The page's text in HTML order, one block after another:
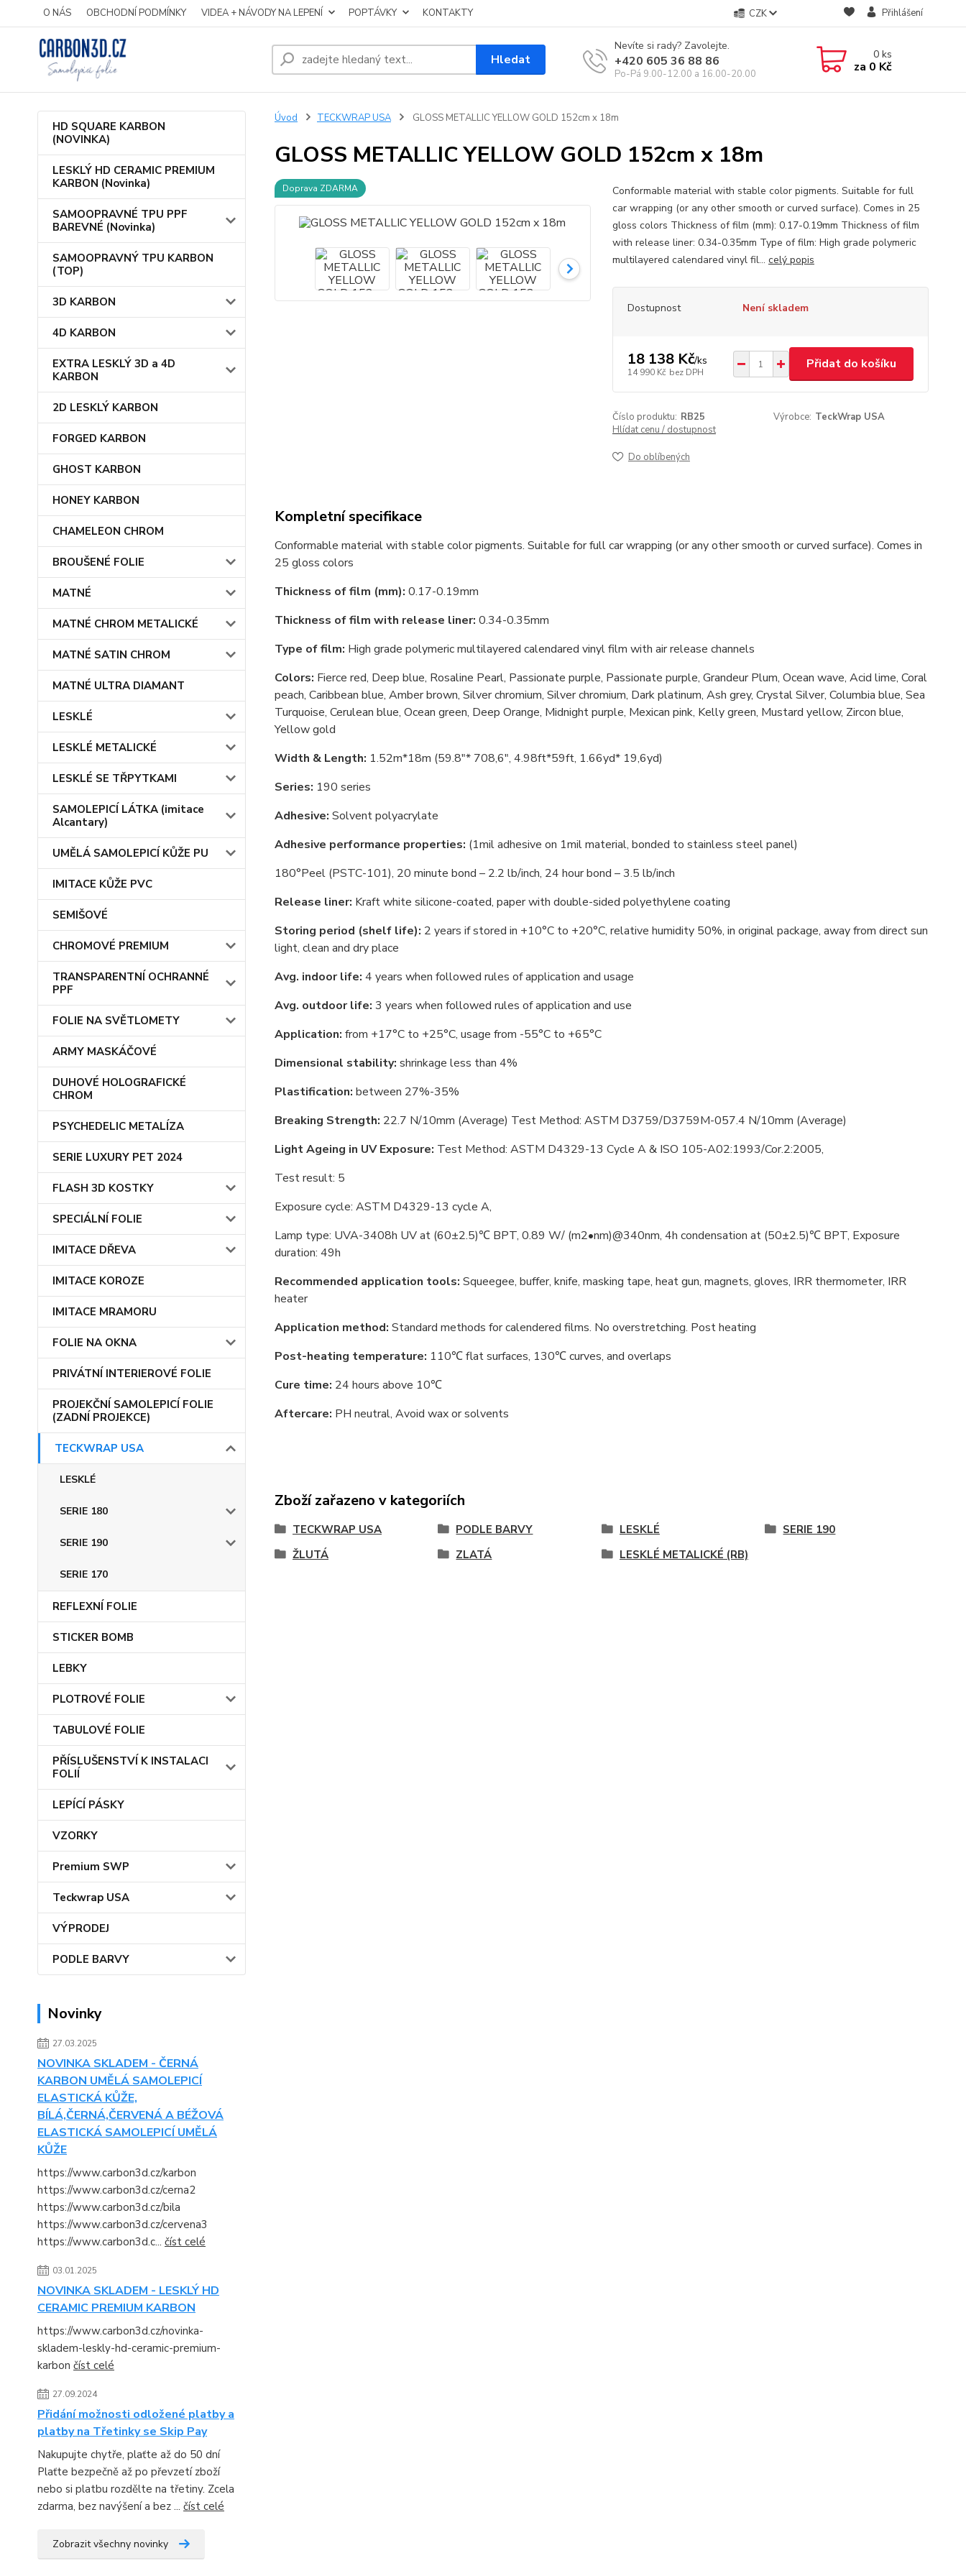
O NÁS OBCHODNÍ PODMÍNKY VIDEA + NÁVODY NA LEPENÍ POPTÁVKY KONTAKTY CZK Přihlášení
Hledat
Nevíte si rady? Zavolejte.
+420 605 36 88 86
Po-Pá 9.00-12.00 a 16.00-20.00
0ks
za 0 Kč
HD SQUARE KARBON
(NOVINKA)
LESKLÝ HD CERAMIC PREMIUM
KARBON (Novinka)
SAMOOPRAVNÉ TPU PPF
BAREVNÉ (Novinka)
SAMOOPRAVNÝ TPU KARBON
(TOP)
3D KARBON
4D KARBON
EXTRA LESKLÝ 3D a 4D
KARBON
2D LESKLÝ KARBON
FORGED KARBON
GHOST KARBON
HONEY KARBON
CHAMELEON CHROM
BROUŠENÉ FOLIE
MATNÉ
MATNÉ CHROM METALICKÉ
MATNÉ SATIN CHROM
MATNÉ ULTRA DIAMANT
LESKLÉ
LESKLÉ METALICKÉ
LESKLÉ SE TŘPYTKAMI
SAMOLEPICÍ LÁTKA (imitace
Alcantary)
UMĚLÁ SAMOLEPICÍ KŮŽE PU
IMITACE KŮŽE PVC
SEMIŠOVÉ
CHROMOVÉ PREMIUM
TRANSPARENTNÍ OCHRANNÉ
PPF
FOLIE NA SVĚTLOMETY
ARMY MASKÁČOVÉ
DUHOVÉ HOLOGRAFICKÉ
CHROM
PSYCHEDELIC METALÍZA
SERIE LUXURY PET 2024
FLASH 3D KOSTKY
SPECIÁLNÍ FOLIE
IMITACE DŘEVA
IMITACE KOROZE
IMITACE MRAMORU
FOLIE NA OKNA
PRIVÁTNÍ INTERIEROVÉ FOLIE
PROJEKČNÍ SAMOLEPICÍ FOLIE
(ZADNÍ PROJEKCE)
TECKWRAP USA
LESKLÉ
SERIE 180
SERIE 190
SERIE 170
REFLEXNÍ FOLIE
STICKER BOMB
LEBKY
PLOTROVÉ FOLIE
TABULOVÉ FOLIE
PŘÍSLUŠENSTVÍ K INSTALACI
FOLIÍ
LEPÍCÍ PÁSKY
VZORKY
Premium SWP
Teckwrap USA
VÝPRODEJ
PODLE BARVY
Novinky
27.03.2025
NOVINKA SKLADEM - ČERNÁ
KARBON UMĚLÁ SAMOLEPICÍ
ELASTICKÁ KŮŽE,
BÍLÁ,ČERNÁ,ČERVENÁ A BÉŽOVÁ
ELASTICKÁ SAMOLEPICÍ UMĚLÁ
KŮŽE
https://www.carbon3d.cz/karbon
https://www.carbon3d.cz/cerna2
https://www.carbon3d.cz/bila
https://www.carbon3d.cz/cervena3
https://www.carbon3d.c... číst celé
03.01.2025
NOVINKA SKLADEM - LESKLÝ HD
CERAMIC PREMIUM KARBON
https://www.carbon3d.cz/novinka-
skladem-leskly-hd-ceramic-premium-
karbon číst celé
27.09.2024
Přidání možnosti odložené platby a
platby na Třetinky se Skip Pay
Nakupujte chytře, plaťte až do 50 dní
Plaťte bezpečně až po převzetí zboží
nebo si platbu rozdělte na třetiny. Zcela
zdarma, bez navýšení a bez ... číst celé
Zobrazit všechny novinky
Úvod TECKWRAP USA GLOSS METALLIC YELLOW GOLD 152cm x 18m
GLOSS METALLIC YELLOW GOLD 152cm x 18m
Doprava ZDARMA
Conformable material with stable color pigments. Suitable for full
car wrapping (or any other smooth or curved surface). Comes in 25
gloss colors Thickness of film (mm): 0.17-0.19mm Thickness of film
with release liner: 0.34-0.35mm Type of film: High grade polymeric
multilayered calendared vinyl fil... celý popis
Dostupnost Není skladem
18 138 Kč/ks
14 990 Kč bez DPH
Přidat do košíku
Číslo produktu: RB25 Výrobce: TeckWrap USA
Hlídat cenu / dostupnost
Do oblíbených
Kompletní specifikace
Conformable material with stable color pigments. Suitable for full car wrapping (or any other smooth or curved surface). Comes in
25 gloss colors
Thickness of film (mm): 0.17-0.19mm
Thickness of film with release liner: 0.34-0.35mm
Type of film: High grade polymeric multilayered calendared vinyl film with air release channels
Colors: Fierce red, Deep blue, Rosaline Pearl, Passionate purple, Passionate purple, Grandeur Plum, Ocean wave, Acid lime, Coral
peach, Caribbean blue, Amber brown, Silver chromium, Silver chromium, Dark platinum, Ash grey, Crystal Silver, Columbia blue, Sea
Turquoise, Cerulean blue, Ocean green, Deep Orange, Midnight purple, Mexican pink, Kelly green, Mustard yellow, Zircon blue,
Yellow gold
Width & Length: 1.52m*18m (59.8"* 708,6", 4.98ft*59ft, 1.66yd* 19,6yd)
Series: 190 series
Adhesive: Solvent polyacrylate
Adhesive performance properties: (1mil adhesive on 1mil material, bonded to stainless steel panel)
180°Peel (PSTC-101), 20 minute bond – 2.2 lb/inch, 24 hour bond – 3.5 lb/inch
Release liner: Kraft white silicone-coated, paper with double-sided polyethylene coating
Storing period (shelf life): 2 years if stored in +10°С to +20°С, relative humidity 50%, in original package, away from direct sun
light, clean and dry place
Avg. indoor life: 4 years when followed rules of application and usage
Avg. outdoor life: 3 years when followed rules of application and use
Application: from +17°С to +25°С, usage from -55°С to +65°С
Dimensional stability: shrinkage less than 4%
Plastification: between 27%-35%
Breaking Strength: 22.7 N/10mm (Average) Test Method: ASTM D3759/D3759M-057.4 N/10mm (Average)
Light Ageing in UV Exposure: Test Method: ASTM D4329-13 Cycle A & ISO 105-A02:1993/Cor.2:2005,
Test result: 5
Exposure cycle: ASTM D4329-13 cycle A,
Lamp type: UVA-3408h UV at (60±2.5)℃ BPT, 0.89 W/ (m2•nm)@340nm, 4h condensation at (50±2.5)℃ BPT, Exposure
duration: 49h
Recommended application tools: Squeegee, buffer, knife, masking tape, heat gun, magnets, gloves, IRR thermometer, IRR
heater
Application method: Standard methods for calendered films. No overstretching. Post heating
Post-heating temperature: 110℃ flat surfaces, 130℃ curves, and overlaps
Cure time: 24 hours above 10℃
Aftercare: PH neutral, Avoid wax or solvents
Zboží zařazeno v kategoriích
TECKWRAP USA PODLE BARVY LESKLÉ
SERIE 190
ŽLUTÁ
ZLATÁ LESKLÉ METALICKÉ (RB)